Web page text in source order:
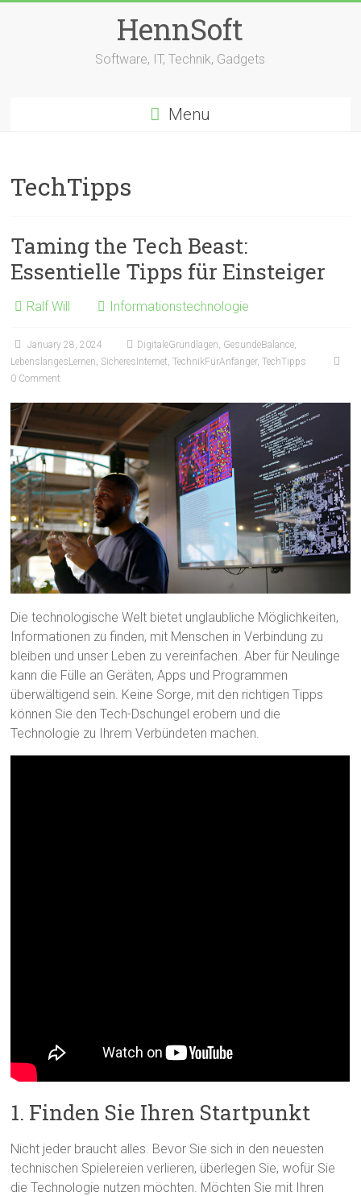
HennSoft
Software, IT, Technik, Gadgets
Menu
TechTipps
Taming the Tech Beast:
Essentielle Tipps für Einsteiger
Ralf Will Informationstechnologie
January 28, 2024 DigitaleGrundlagen, GesundeBalance,
LebenslangesLernen, SicheresInternet,TechnikFürAnfänger,TechTipps
0 Comment
Die technologische Welt bietet unglaubliche Möglichkeiten,
Informationen zu finden, mit Menschen in Verbindung zu
bleiben und unser Leben zu vereinfachen. Aber für Neulinge
kann die Fülle an Geräten, Apps und Programmen
überwältigend sein. Keine Sorge, mit den richtigen Tipps
können Sie den Tech-Dschungel erobern und die
Technologie zu Ihrem Verbündeten machen.
1. Finden Sie Ihren Startpunkt
Nicht jeder braucht alles. Bevor Sie sich in den neuesten
technischen Spielereien verlieren, überlegen Sie, wofür Sie
die Technologie nutzen möchten. Möchten Sie mit Ihren